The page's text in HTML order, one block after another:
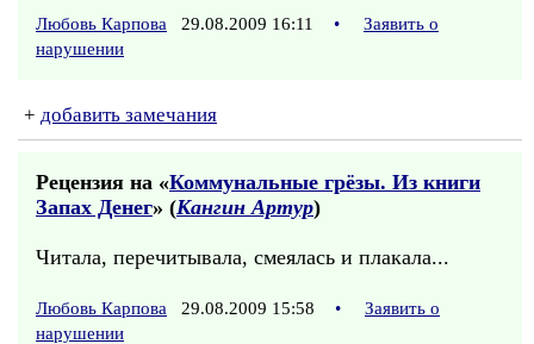
Любовь Карпова 29.08.2009 16:11 •
Заявить о
нарушении
+ добавить замечания
Рецензия на «Коммунальные грёзы. Из книги
Запах Денег» (Кангин Артур)
Читала, перечитывала, смеялась и плакала...
Любовь Карпова 29.08.2009 15:58 •
Заявить о
нарушении